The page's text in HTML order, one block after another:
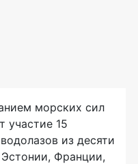
морских сил
участие 15
из десяти
Франции,